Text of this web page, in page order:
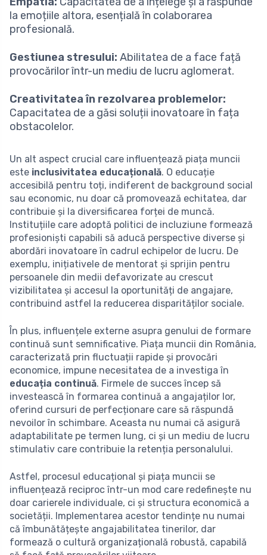
la emoțiile altora, esențială în colaborarea
profesională.
Gestiunea stresului: Abilitatea de a face față
provocărilor într-un mediu de lucru aglomerat.
Creativitatea în rezolvarea problemelor:
Capacitatea de a găsi soluții inovatoare în fața
obstacolelor.
Un alt aspect crucial care influențează piața muncii
este inclusivitatea educațională. O educație
accesibilă pentru toți, indiferent de background social
sau economic, nu doar că promovează echitatea, dar
contribuie și la diversificarea forței de muncă.
Instituțiile care adoptă politici de incluziune formează
profesioniști capabili să aducă perspective diverse și
abordări inovatoare în cadrul echipelor de lucru. De
exemplu, inițiativele de mentorat și sprijin pentru
persoanele din medii defavorizate au crescut
vizibilitatea și accesul la oportunități de angajare,
contribuind astfel la reducerea disparităților sociale.
În plus, influențele externe asupra genului de formare
continuă sunt semnificative. Piața muncii din România,
caracterizată prin fluctuații rapide și provocări
economice, impune necesitatea de a investiga în
educația continuă. Firmele de succes încep să
investească în formarea continuă a angajaților lor,
oferind cursuri de perfecționare care să răspundă
nevoilor în schimbare. Aceasta nu numai că asigură
adaptabilitate pe termen lung, ci și un mediu de lucru
stimulativ care contribuie la retenția personalului.
Astfel, procesul educațional și piața muncii se
influențează reciproc într-un mod care redefinește nu
doar carierele individuale, ci și structura economică a
societății. Implementarea acestor tendințe nu numai
că îmbunătățește angajabilitatea tinerilor, dar
formează o cultură organizațională robustă, capabilă